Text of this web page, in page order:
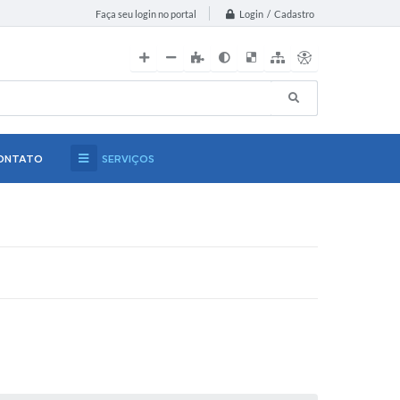
Faça seu login no portal Login / Cadastro
SERVIÇOS